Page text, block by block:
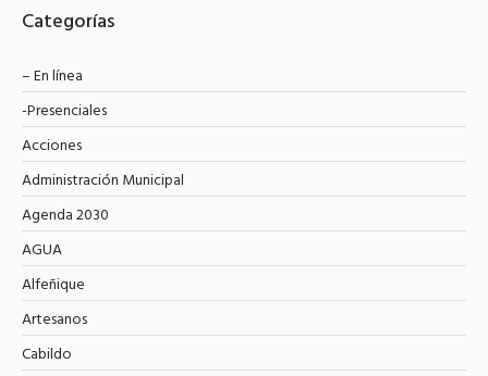
Categorías
– En línea
-Presenciales
Acciones
Administración Municipal
Agenda 2030
AGUA
Alfeñique
Artesanos
Cabildo